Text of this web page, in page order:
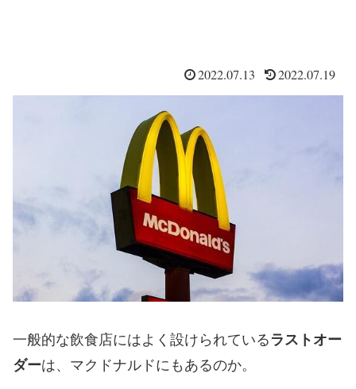
2022.07.13 2022.07.19
一般的な飲食店にはよく設けられている ラストオー
ダーは、マクドナルドにもあるのか。